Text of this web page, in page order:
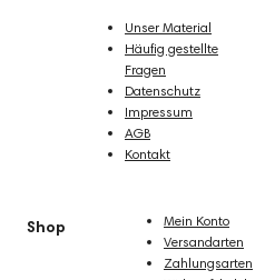
Unser Material
Häufig gestellte
Fragen
Datenschutz
Impressum
AGB
Kontakt
Shop
Mein Konto
Versandarten
Zahlungsarten